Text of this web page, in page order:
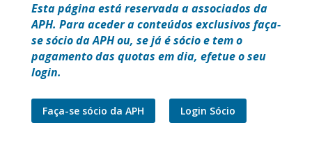
Esta página está reservada a associados da
APH. Para aceder a conteúdos exclusivos faça-
se sócio da APH ou, se já é sócio e tem o
pagamento das quotas em dia, efetue o seu
login.
Faça-se sócio da APH Login Sócio